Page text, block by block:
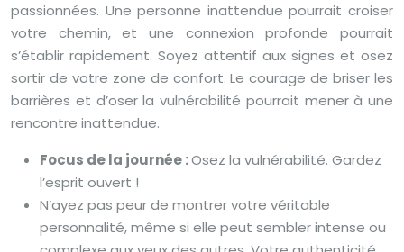
passionnées. Une personne inattendue pourrait croiser
votre chemin, et une connexion profonde pourrait
s’établir rapidement. Soyez attentif aux signes et osez
sortir de votre zone de confort. Le courage de briser les
barrières et d’oser la vulnérabilité pourrait mener à une
rencontre inattendue.
Focus de la journée :Osez la vulnérabilité. Gardez
l’esprit ouvert !
N’ayez pas peur de montrer votre véritable
personnalité, même si elle peut sembler intense ou